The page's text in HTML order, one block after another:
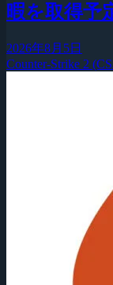
暇を取得予
2026年8月5日
Counter-Strike 2